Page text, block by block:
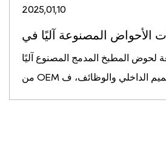
2025,01,10
لحوض المطبخ المدمج المصنوع آليًا